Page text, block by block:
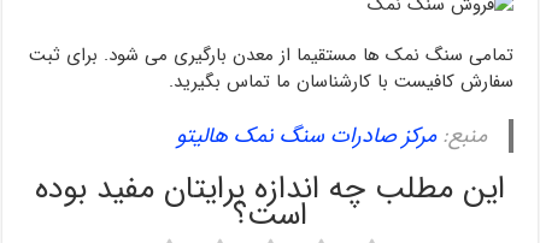
تمامی سنگ نمک ها مستقیما از معدن بارگیری می شود. برای ثبت
سفارش کافیست با کارشناسان ما تماس بگیرید.
منبع:مرکز صادرات سنگ نمک هالیتو
این مطلب چه اندازه برایتان مفید بوده
است؟